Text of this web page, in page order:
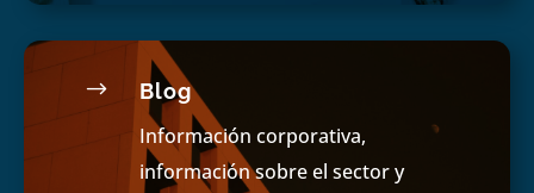
$ Blog
Información corporativa,
información sobre el sector y